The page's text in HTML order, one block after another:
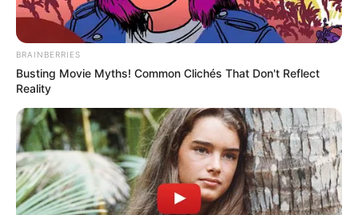
BRAINBERRIES
Busting Movie Myths! Common Clichés That Don't Reflect
Reality